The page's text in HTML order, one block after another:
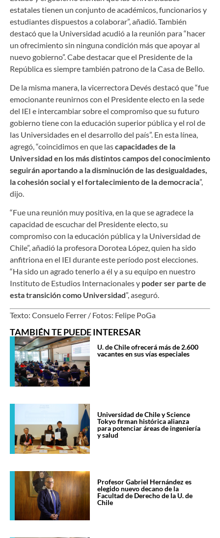
estatales tienen un conjunto de académicos, funcionarios y
estudiantes dispuestos a colaborar”, añadió. También
destacó que la Universidad acudió a la reunión para “hacer
un ofrecimiento sin ninguna condición más que apoyar al
nuevo gobierno”. Cabe destacar que el Presidente de la
República es siempre también patrono de la Casa de Bello.
De la misma manera, la vicerrectora Devés destacó que “fue
emocionante reunirnos con el Presidente electo en la sede
del IEI e intercambiar sobre el compromiso que su futuro
gobierno tiene con la educación superior pública y el rol de
las Universidades en el desarrollo del país”. En esta línea,
agregó, “coincidimos en que lascapacidades de la
Universidad en los más distintos campos del conocimiento
seguirán aportando a ladisminución de las desigualdades,
la cohesión social y el fortalecimiento de la democracia”,
dijo.
“Fue una reunión muy positiva, en la que se agradece la
capacidad de escuchar del Presidente electo, su
compromiso con la educación pública y la Universidad de
Chile”, añadió la profesora Dorotea López, quien ha sido
anfitriona en el IEI durante este período post elecciones.
“Ha sido un agrado tenerlo a él y a su equipo en nuestro
Instituto de Estudios Internacionales y poder ser parte de
esta transición como Universidad”, aseguró.
Texto: Consuelo Ferrer / Fotos: Felipe PoGa
TAMBIÉN TE PUEDE INTERESAR
U. de Chile ofrecerá más de 2.600
vacantes en sus vías especiales
Universidad de Chile y Science
Tokyo firman histórica alianza
para potenciar áreas de ingeniería
y salud
Profesor Gabriel Hernández es
elegido nuevo decano de la
Facultad de Derecho de la U. de
Chile